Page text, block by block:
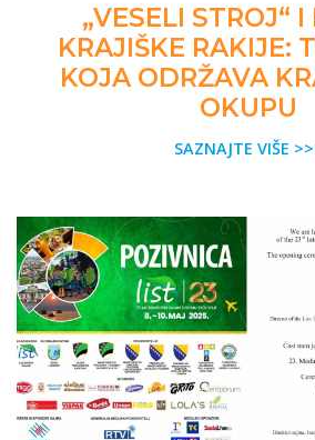
„VESELI STROJ“
KRAJIŠKE RAKIJE:
KOJA ODRŽAVA
OKUPU
SAZNAJTE VIŠE